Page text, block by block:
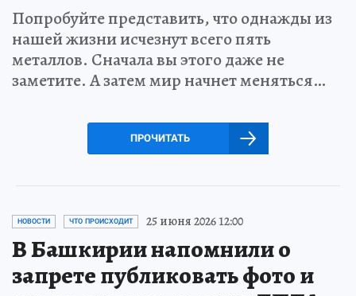
Попробуйте представить, что однажды из
нашей жизни исчезнут всего пять
металлов. Сначала вы этого даже не
заметите. А затем мир начнет меняться…
ПРОЧИТАТЬ
НОВОСТИ ЧТО ПРОИСХОДИТ 25 июня 2026 12:00
В Башкирии напомнили о
запрете публиковать фото и